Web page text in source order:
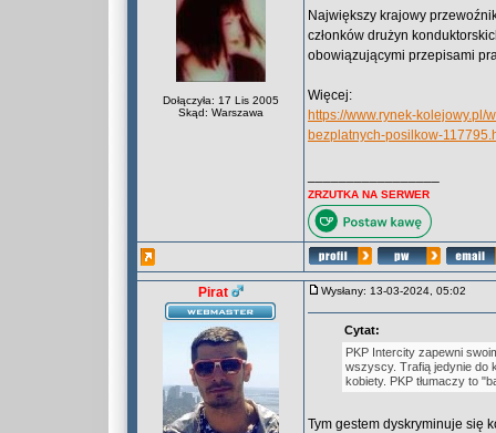
Dołączyła: 17 Lis 2005
Skąd: Warszawa
Największy krajowy
członków drużyn
obowiązującymi przepisami
Więcej:
https://www.rynek-
bezplatnych-posilkow-
ZRZUTKA NA SERWER
Pirat Wysłany: 13-03-2024, 05:02
Cytat:
PKP Intercity zapewni
wszyscy. Trafią jedynie do
kobiety. PKP tłumaczy to
Tym gestem dyskryminuje się